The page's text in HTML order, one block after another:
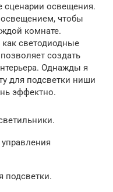
сценарии освещения.
чтобы
комнате.
светодиодные
создать
Однажды я
для подсветки ниши
эффектно.
подсветки.